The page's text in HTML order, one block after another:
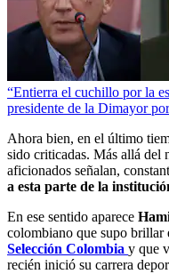
“Entierra el cuchillo por la
presidente de la Dimayor
Ahora bien, en el último
sido criticadas. Más allá del
aficionados señalan,
a esta parte de la
En ese sentido aparece
colombiano que supo brillar
Selección Colombia y que
recién inició su carrera